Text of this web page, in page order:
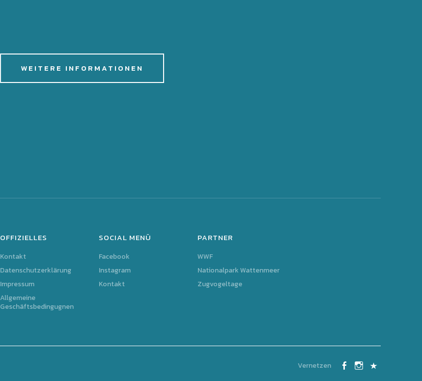
WEITERE INFORMATIONEN
OFFIZIELLES
Kontakt
Datenschutzerklärung
Impressum
Allgemeine
Geschäftsbedingugnen
SOCIAL MENÜ
Facebook
Instagram
Kontakt
PARTNER
WWF
Nationalpark Wattenmeer
Zugvogeltage
Vernetzen